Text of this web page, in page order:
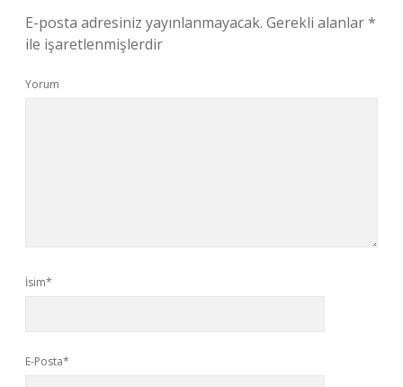
E-posta adresiniz yayınlanmayacak. Gerekli alanlar*
ile işaretlenmişlerdir
Yorum
İsim*
E-Posta*